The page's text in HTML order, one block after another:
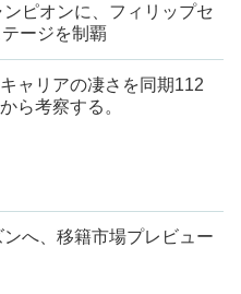
ピオンに、フィリップセ
ージを制覇
ャリアの凄さを同期112
ら考察する。
へ、移籍市場プレビュー